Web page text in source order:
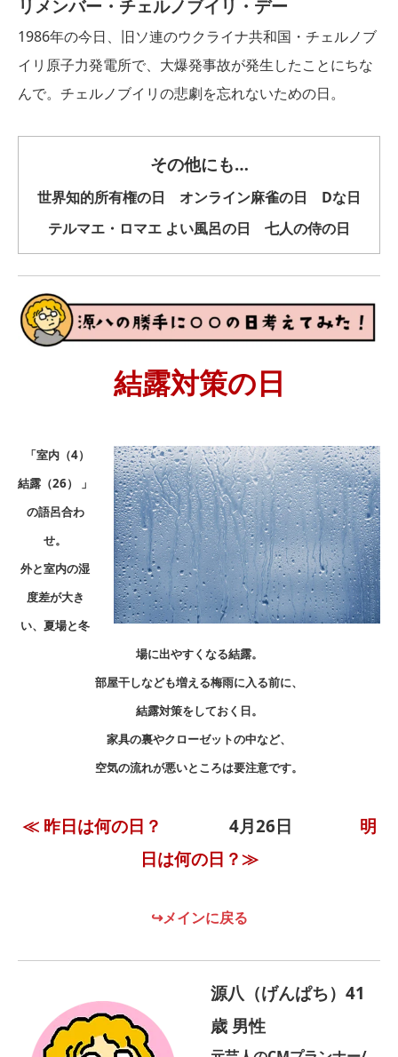
リメンバー・チェルノブイリ・デー
1986年の今日、旧ソ連のウクライナ共和国・チェルノブ
イリ原子力発電所で、大爆発事故が発生したことにちな
んで。チェルノブイリの悲劇を忘れないための日。
その他にも…
世界知的所有権の日 オンライン麻雀の日 Dな日
テルマエ・ロマエ よい風呂の日 七人の侍の日
結露対策の日
「室内（4）
結露（26） 」
の語呂合わ
せ。
外と室内の湿
度差が大き
い、夏場と冬
場に出やすくなる結露。
部屋干しなども増える梅雨に入る前に、
結露対策をしておく日。
家具の裏やクローゼットの中など、
空気の流れが悪いところは要注意です。
≪ 昨日は何の日？ 4月26日 明
日は何の日？≫
↪メインに戻る
源八（げんぱち）41
歳 男性